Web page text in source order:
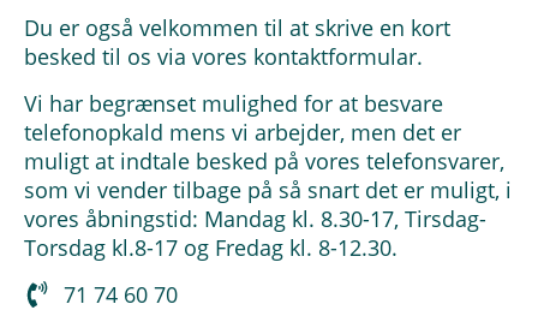
Du er også velkommen til at skrive en kort
besked til os via vores kontaktformular.
Vi har begrænset mulighed for at besvare
telefonopkald mens vi arbejder, men det er
muligt at indtale besked på vores telefonsvarer,
som vi vender tilbage på så snart det er muligt, i
vores åbningstid: Mandag kl. 8.30-17, Tirsdag-
Torsdag kl.8-17 og Fredag kl. 8-12.30.
71 74 60 70